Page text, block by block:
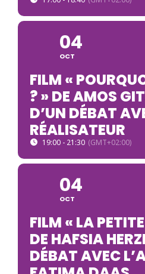
04
OCT
FILM «
? » DE AMOS
D’UN DÉBAT
RÉALISATEUR
19:00 - 21:30 (GMT+02:00)
04
OCT
FILM « LA
DE HAFSIA
DÉBAT AVEC